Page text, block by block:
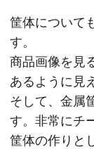
筐体について
す。
商品画像を見
あるように見
そして、金属
す。非常にチ
筐体の作りと